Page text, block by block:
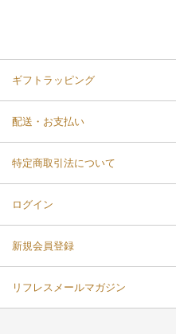
ギフトラッピング
配送・お支払い
特定商取引法について
ログイン
新規会員登録
リフレスメールマガジン